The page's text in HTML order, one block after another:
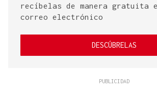
recíbelas de manera gratuita
correo electrónico
DESCÚBRELAS